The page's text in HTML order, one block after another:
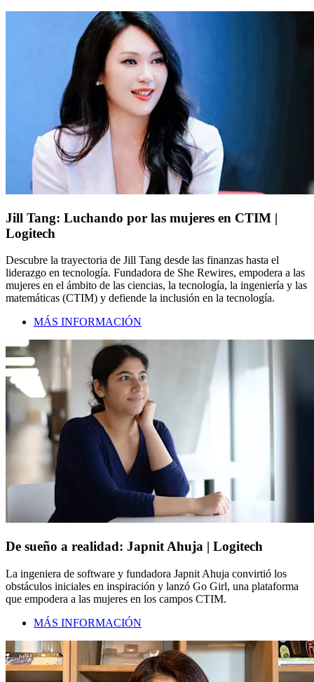
Jill Tang: Luchando por las mujeres en CTIM |
Logitech
Descubre la trayectoria de Jill Tang desde las finanzas hasta el
liderazgo en tecnología. Fundadora de She Rewires, empodera a las
mujeres en el ámbito de las ciencias, la tecnología, la ingeniería y las
matemáticas (CTIM) y defiende la inclusión en la tecnología.
MÁS INFORMACIÓN
De sueño a realidad: Japnit Ahuja | Logitech
La ingeniera de software y fundadora Japnit Ahuja convirtió los
obstáculos iniciales en inspiración y lanzó Go Girl, una plataforma
que empodera a las mujeres en los campos CTIM.
MÁS INFORMACIÓN